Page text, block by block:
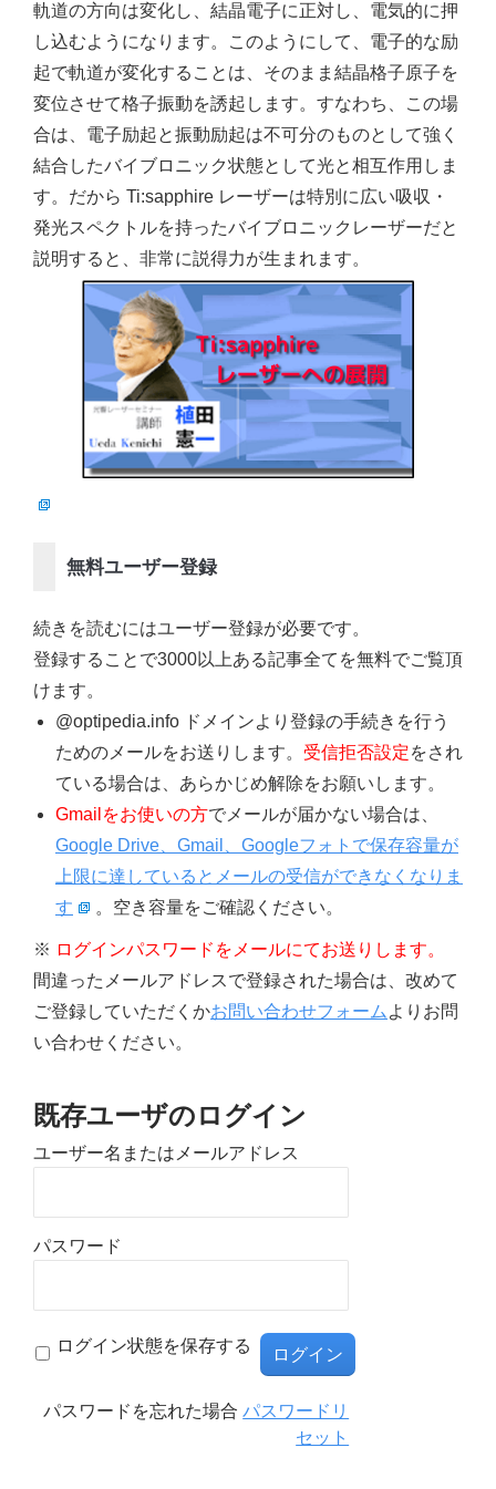
軌道の方向は変化し、結晶電子に正対し、電気的に押
し込むようになります。このようにして、電子的な励
起で軌道が変化することは、そのまま結晶格子原子を
変位させて格子振動を誘起します。すなわち、この場
合は、電子励起と振動励起は不可分のものとして強く
結合したバイブロニック状態として光と相互作用しま
す。だから Ti:sapphire レーザーは特別に広い吸収・
発光スペクトルを持ったバイブロニックレーザーだと
説明すると、非常に説得力が生まれます。
無料ユーザー登録
続きを読むにはユーザー登録が必要です。
登録することで3000以上ある記事全てを無料でご覧頂
けます。
@optipedia.info ドメインより登録の手続きを行う
ためのメールをお送りします。 受信拒否設定をされ
ている場合は、あらかじめ解除をお願いします。
Gmailをお使いの方でメールが届かない場合は、
Google Drive、Gmail、Googleフォトで保存容量が
上限に達しているとメールの受信ができなくなりま
す
。空き容量をご確認ください。
※ ログインパスワードをメールにてお送りします。
間違ったメールアドレスで登録された場合は、改めて
ご登録していただくかお問い合わせフォーム よりお問
い合わせください。
既存ユーザのログイン
ユーザー名またはメールアドレス
パスワード
ログイン状態を保存する
パスワードを忘れた場合パスワードリ
セット